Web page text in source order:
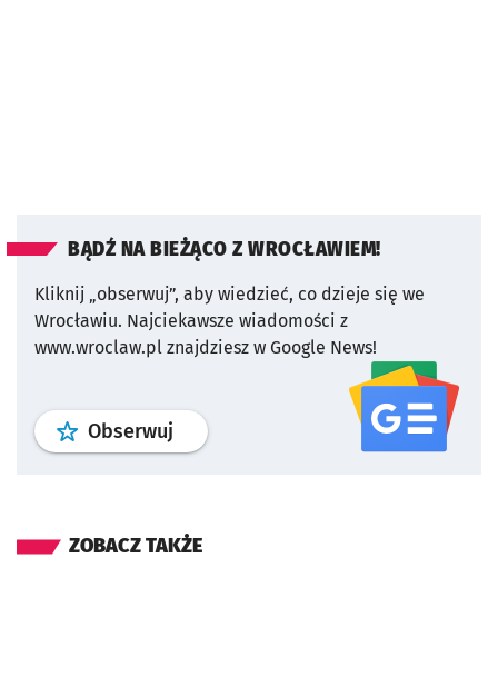
BĄDŹ NA BIEŻĄCO Z WROCŁAWIEM!
Kliknij „obserwuj”, aby wiedzieć, co dzieje się we
Wrocławiu. Najciekawsze wiadomości z
www.wroclaw.pl znajdziesz w Google News!
Obserwuj profil serwisu
ZOBACZ TAKŻE